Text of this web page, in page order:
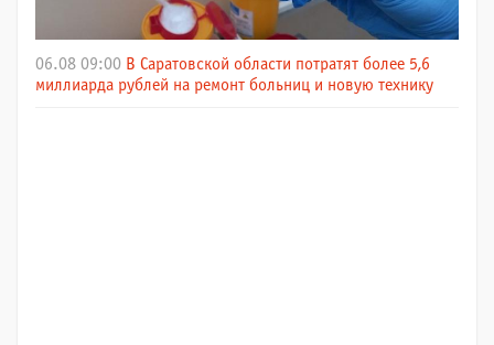
06.08 09:00 В Саратовской области потратят более 5,6
миллиарда рублей на ремонт больниц и новую технику